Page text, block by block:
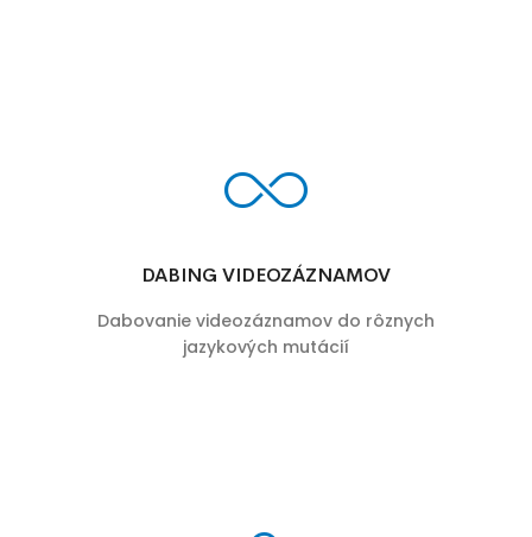
DABING VIDEOZÁZNAMOV
Dabovanie videozáznamov do rôznych
jazykových mutácií